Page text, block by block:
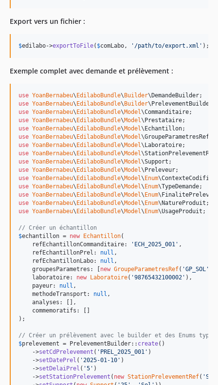
Export vers un fichier :
$edilabo->exportToFile( $comLabo, ' /path/to/export.xml ' );
Exemple complet avec demande et prélèvement :
use YoanBernabeu\ EdilaboBundle\ Builder\ DemandeBuilder
use YoanBernabeu\ EdilaboBundle\ Builder\ PrelevementBuilder
use YoanBernabeu\ EdilaboBundle\Model\Commanditaire
use YoanBernabeu\ EdilaboBundle\Model\ Prestataire
use YoanBernabeu\ EdilaboBundle\Model\ Echantillon
use YoanBernabeu\ EdilaboBundle\Model\GroupeParametresRef
use YoanBernabeu\ EdilaboBundle\Model\ Laboratoire
use YoanBernabeu\ EdilaboBundle\Model\StationPrelevementRef
use YoanBernabeu\ EdilaboBundle\Model\Support
use YoanBernabeu\ EdilaboBundle\Model\ Preleveur
use YoanBernabeu\ EdilaboBundle\Model\ Enum\
use YoanBernabeu\ EdilaboBundle\Model\ Enum\TypeDemande
use YoanBernabeu\ EdilaboBundle\Model\ Enum\
use YoanBernabeu\ EdilaboBundle\Model\ Enum\ NatureProduit
use YoanBernabeu\ EdilaboBundle\Model\ Enum\UsageProduit ;
// Créer un échantillon
$echantillon = new Echantillon(
    refEchantillonCommanditaire:
' ECH_2025_001 ' ,
    refEchantillonPrel:
null ,
    refEchantillonLabo:
null ,
    groupesParametres: [
new GroupeParametresRef( 'GP_SOL '
    laboratoire:
new Laboratoire( '98765432100002 ' ),
    payeur:
null ,
    methodeTransport:
null ,
    analyses: [],
    commemoratifs: []
);
// Créer un prélèvement avec le builder et des Enums type-
$prelevement = PrelevementBuilder:: create()
    ->
setCdPrelevement ( ' PREL_2025_001 ' )
    ->
setDatePrel ( '2025-01-10 ' )
    ->
setDelaiPrel ( '5 ' )
    ->
setStationPrelevement ( new StationPrelevementRef( '